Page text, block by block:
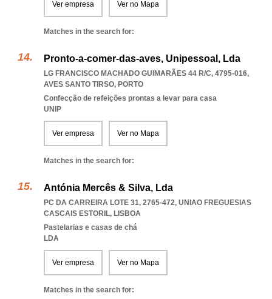
Ver empresa Ver no Mapa
Matches in the search for:
Pronto-a-comer-das-aves, Unipessoal, Lda
LG FRANCISCO MACHADO GUIMARÃES 44 R/C, 4795-016,
AVES SANTO TIRSO, PORTO
Confecção de refeições prontas a levar para casa
UNIP
Ver empresa Ver no Mapa
Matches in the search for:
Antónia Mercês & Silva, Lda
PC DA CARREIRA LOTE 31, 2765-472, UNIAO FREGUESIAS
CASCAIS ESTORIL, LISBOA
Pastelarias e casas de chá
LDA
Ver empresa Ver no Mapa
Matches in the search for: